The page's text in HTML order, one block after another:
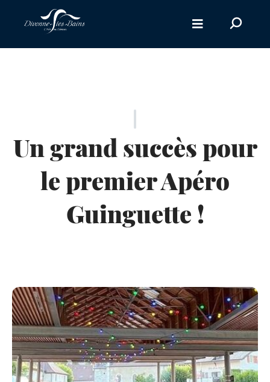
sur
site
Un grand succès pour
le premier Apéro
Guinguette !